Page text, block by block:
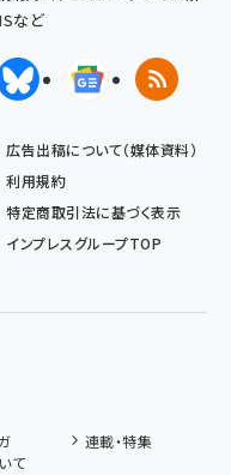
など
クス)BlueskyGoogleニュ
RSS
広告出稿について（媒体資料）
利用規約
特定商取引法に基づく表示
インプレスグループTOP
連載・特集
て